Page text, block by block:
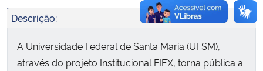
Gabinete de Segurança Institucional
Advocacia-Geral da União
Descrição:
A Universidade Federal de Santa Maria (UFSM),
através do projeto Institucional FIEX, torna pública a